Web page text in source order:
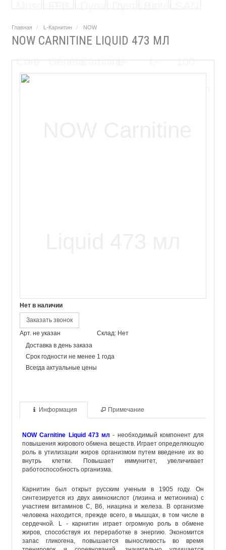
Главная L-Карнитин NOW
NOW CARNITINE LIQUID 473 МЛ
Нет в наличии
Заказать звонок
Арт. не указан
Склад: Нет
Доставка в день заказа
Срок годности не менее 1 года
Всегда актуальные цены
Информация Примечание
NOW Carnitine Liquid 473 мл - необходимый компонент для
повышения жирового обмена веществ. Играет определяющую
роль в утилизации жиров организмом путем введение их во
внутрь клетки. Повышает иммунитет, увеличивает
работоспособность организма.
Карнитин был открыт русским ученым в 1905 году. Он
синтезируется из двух аминокислот (лизина и метионина) с
участием витаминов С, В6, ниацина и железа. В организме
человека находится, прежде всего, в мышцах, в том числе в
сердечной. L - карнитин играет огромную роль в обмене
жиров, способствуя их переработке в энергию. Экономится
запас гликогена, повышается выносливость во время